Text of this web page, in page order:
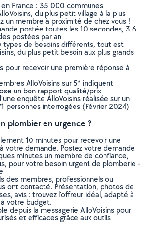
France : 35 000 communes
du plus petit village à la plus
un membre à proximité de chez vous !
postée toutes les 10 secondes, 3.6
postées par an
types de besoins différents, tout est
du plus petit besoin aux plus grands
pour recevoir une première réponse à
AlloVoisins sur 5* indiquent
un bon rapport qualité/prix
enquête AlloVoisins réalisée sur un
personnes interrogées (Février 2024)
plombier en urgence ?
10 minutes pour recevoir une
votre demande. Postez votre demande
minutes un membre de confiance,
pour votre besoin urgent de plomberie -
des membres, professionnels ou
ont contacté. Présentation, photos de
avis : trouvez l'offreur idéal, adapté à
votre budget.
depuis la messagerie AlloVoisins pour
et efficaces grâce aux outils